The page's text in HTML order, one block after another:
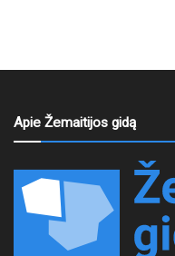
Apie Žemaitijos gidą